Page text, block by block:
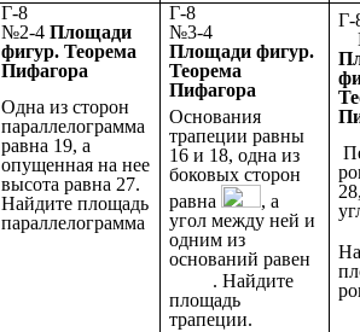
Г-8
№2-4Площади
фигур. Теорема
Пифагора
Одна из сторон
параллелограмма
равна 19, а
опущенная на нее
высота равна 27.
Найдите площадь
параллелограмма
Г-8
№3-4
Площади фигур.
Теорема
Пифагора
Основания
трапеции равны
16 и 18, одна из
боковых сторон
равна
, а
угол между ней и
одним из
оснований равен
. Найдите
площадь
трапеции.